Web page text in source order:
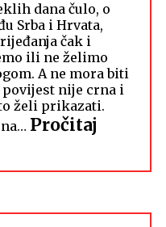
dana čulo, o
Srba i Hrvata,
čak i
ili ne želimo
A ne mora biti
povijest nije crna i
želi prikazati.
Pročitaj